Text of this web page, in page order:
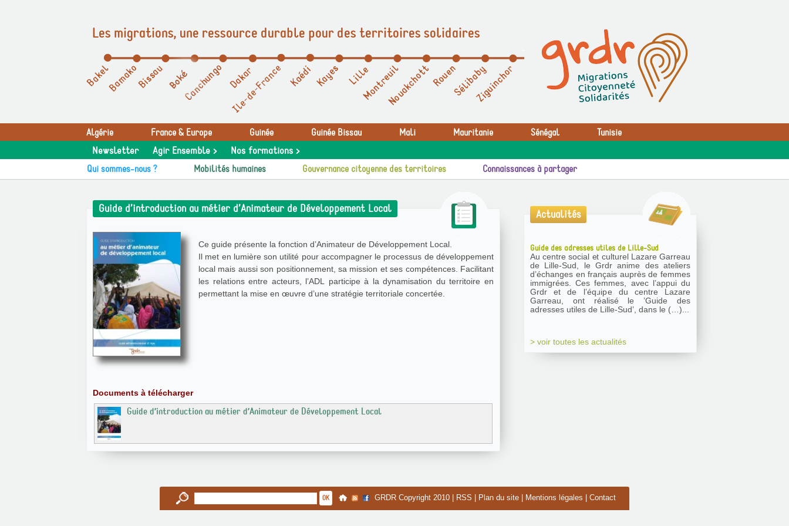
Les migrations, une ressource durable pour des territoires solidaires
Algérie France & Europe Guinée Guinée Bissau Mali Mauritanie Sénégal Tunisie
Newsletter Agir Ensemble > Nos formations >
Qui sommes-nous ? Mobilités humaines Gouvernance citoyenne des territoires Connaissances à partager
Guide d’introduction au métier d’Animateur de Développement Local
Ce guide présente la fonction d’Animateur de Développement Local.
Il met en lumière son utilité pour accompagner le processus de développement
local mais aussi son positionnement, sa mission et ses compétences. Facilitant
les relations entre acteurs, l’ADL participe à la dynamisation du territoire en
permettant la mise en œuvre d’une stratégie territoriale concertée.
Documents à télécharger
Guide d’introduction au métier d’Animateur de Développement Local
Actualités
Guide des adresses utiles de Lille-Sud
Au centre social et culturel Lazare Garreau
de Lille-Sud, le Grdr anime des ateliers
d’échanges en français auprès de femmes
immigrées. Ces femmes, avec l’appui du
Grdr et de l’équipe du centre Lazare
Garreau, ont réalisé le ’Guide des
adresses utiles de Lille-Sud’, dans le (…)...
> voir toutes les actualités
GRDR Copyright 2010 | RSS Plan du site| Mentions légales Contact